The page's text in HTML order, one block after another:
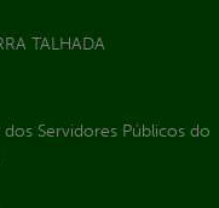
TALHADA
Servidores Públicos do